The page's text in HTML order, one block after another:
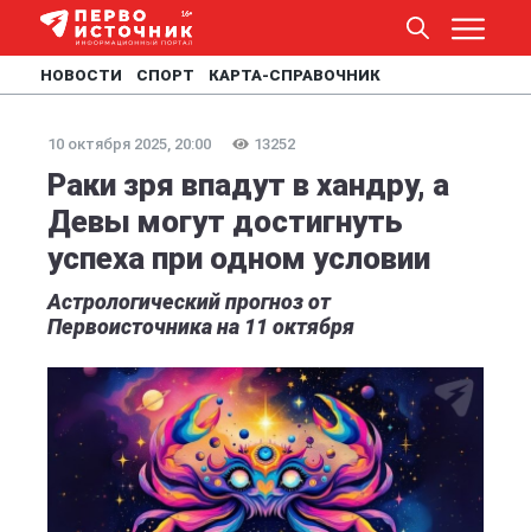
НОВОСТИ СПОРТ КАРТА-СПРАВОЧНИК
10 октября 2025, 20:00 13252
Раки зря впадут в хандру, а
Девы могут достигнуть
успеха при одном условии
Астрологический прогноз от
Первоисточника на 11 октября